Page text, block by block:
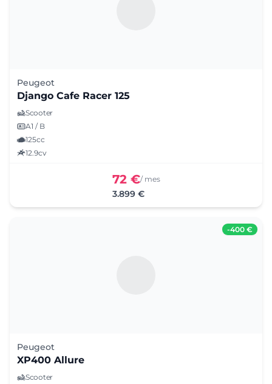
Peugeot
Django Cafe Racer 125
Scooter
A1 / B
125cc
12.9cv
72 €/ mes
3.899 €
-400 €
Peugeot
XP400 Allure
Scooter